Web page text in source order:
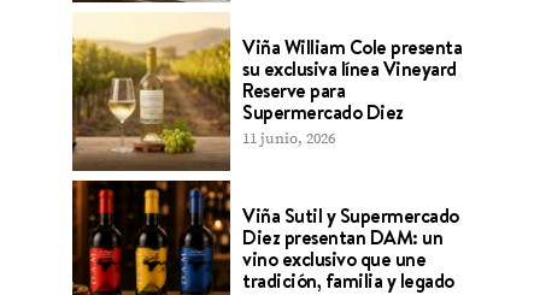
Viña William Cole presenta
su exclusiva línea Vineyard
Reserve para
Supermercado Diez
11 junio, 2026
Viña Sutil y Supermercado
Diez presentan DAM: un
vino exclusivo que une
tradición, familia y legado